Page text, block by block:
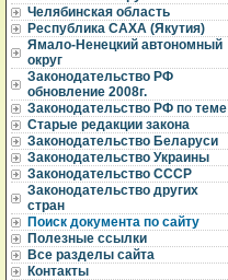
Челябинская область
Республика САХА (Якутия)
Ямало-Ненецкий автономный
округ
Законодательство РФ
обновление 2008г.
Законодательство РФ по теме
Старые редакции закона
Законодательство Беларуси
Законодательство Украины
Законодательство СССР
Законодательство других
стран
Поиск документа по сайту
Полезные ссылки
Все разделы сайта
Контакты